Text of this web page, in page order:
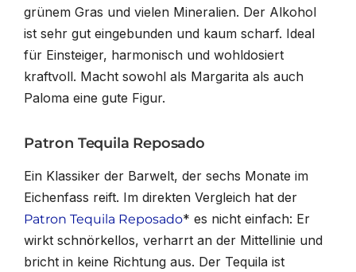
grünem Gras und vielen Mineralien. Der Alkohol
ist sehr gut eingebunden und kaum scharf. Ideal
für Einsteiger, harmonisch und wohldosiert
kraftvoll. Macht sowohl als Margarita als auch
Paloma eine gute Figur.
Patron Tequila Reposado
Ein Klassiker der Barwelt, der sechs Monate im
Eichenfass reift. Im direkten Vergleich hat der
Patron Tequila Reposado* es nicht einfach: Er
wirkt schnörkellos, verharrt an der Mittellinie und
bricht in keine Richtung aus. Der Tequila ist